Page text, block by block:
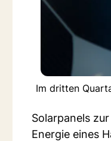
Im dritten
Solarpanels
Energie eines